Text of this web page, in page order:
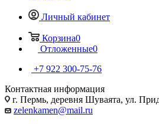
Личный кабинет
Корзина0
Отложенные0
+7 922 300-75-76
Контактная информация
г. Пермь, деревня Шуваята, ул.
zelenkamen@mail.ru